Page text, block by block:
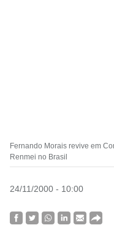
Fernando Morais revive em
Renmei no Brasil
24/11/2000 - 10:00